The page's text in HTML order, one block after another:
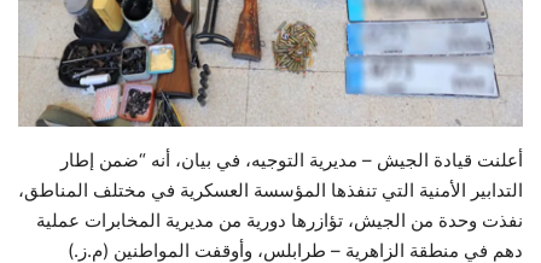
حياة
أعلنت قيادة الجيش – مديرية التوجيه، في بيان، أنه “ضمن إطار
التدابير الأمنية التي تنفذها المؤسسة العسكرية في مختلف المناطق،
نفذت وحدة من الجيش، تؤازرها دورية من مديرية المخابرات عملية
دهم في منطقة الزاهرية – طرابلس، وأوقفت المواطنين (م.ز.)